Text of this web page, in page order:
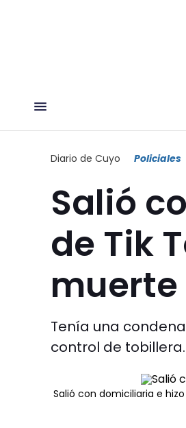
Diario de Cuyo Policiales
Salió
de Tik
muerte
Tenía una
control de
Salió con domiciliaria e